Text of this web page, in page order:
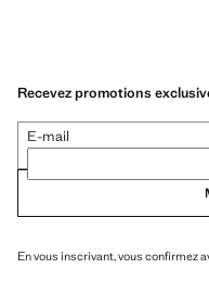
Recevez promotions
E-mail
En vous inscrivant, vous confirmez